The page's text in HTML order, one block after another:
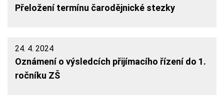
Přeložení termínu čarodějnické stezky
24. 4. 2024
Oznámení o výsledcích přijímacího řízení do 1.
ročníku ZŠ